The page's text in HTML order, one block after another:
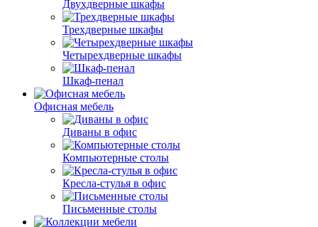
Двухдверные шкафы
Трехдверные шкафы
Четырехдверные шкафы
Шкаф-пенал
Офисная мебель
Диваны в офис
Компьютерные столы
Кресла-стулья в офис
Письменные столы